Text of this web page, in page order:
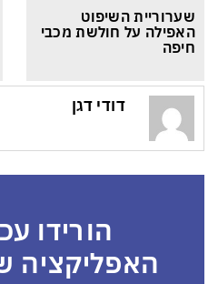
שערוריית השיפוט
האפילה על חולשת מכבי
חיפה
דודי דגן
הורידו
האפליקציה